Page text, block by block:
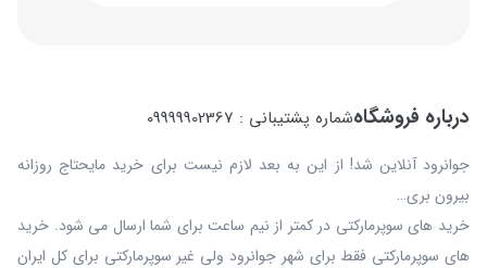
درباره فروشگاهشماره پشتیبانی : 09999902367
جوانرود آنلاین شد! از این به بعد لازم نیست برای خرید مایحتاج روزانه
بیرون بری…
خرید های سوپرمارکتی در کمتر از نیم ساعت برای شما ارسال می شود. خرید
های سوپرمارکتی فقط برای شهر جوانرود ولی غیر سوپرمارکتی برای کل ایران